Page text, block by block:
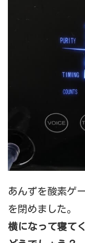
あんずを酸素ゲ
を閉めました。
横になって寝て